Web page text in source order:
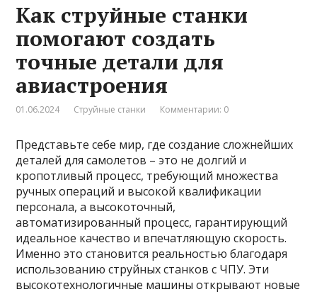
Как струйные станки
помогают создать
точные детали для
авиастроения
01.06.2024 Струйные станки Комментарии: 0
Представьте себе мир, где создание сложнейших
деталей для самолетов – это не долгий и
кропотливый процесс, требующий множества
ручных операций и высокой квалификации
персонала, а высокоточный,
автоматизированный процесс, гарантирующий
идеальное качество и впечатляющую скорость.
Именно это становится реальностью благодаря
использованию струйных станков с ЧПУ. Эти
высокотехнологичные машины открывают новые